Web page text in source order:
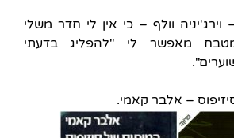
וולף – כי אין לי חדר משלי
מאפשר לי "להפליג בדעתי
– אלבר קאמי.